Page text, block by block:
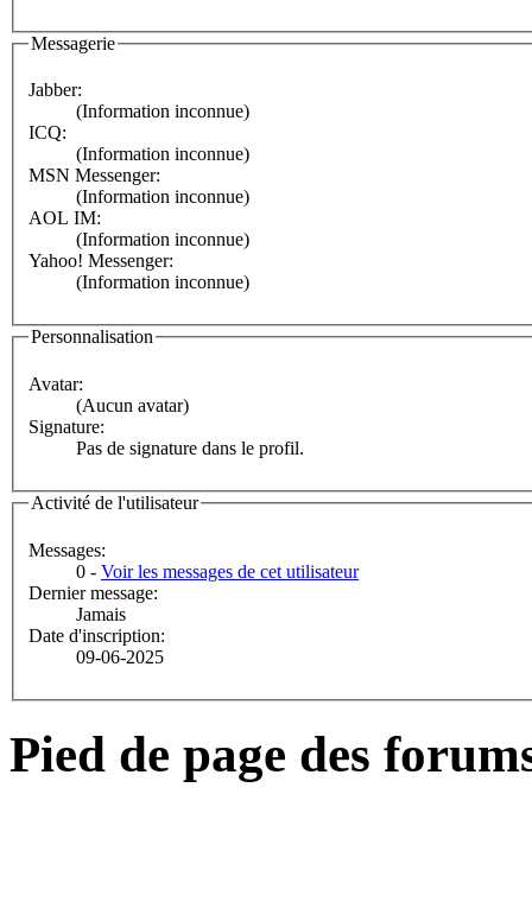
Messagerie
Jabber:
(Information inconnue)
ICQ:
(Information inconnue)
MSN Messenger:
(Information inconnue)
AOL IM:
(Information inconnue)
Yahoo! Messenger:
(Information inconnue)
Personnalisation
Avatar:
(Aucun avatar)
Signature:
Pas de signature dans le profil.
Activité de l'utilisateur
Messages:
0 - Voir les messages de cet utilisateur
Dernier message:
Jamais
Date d'inscription:
09-06-2025
Pied de page des